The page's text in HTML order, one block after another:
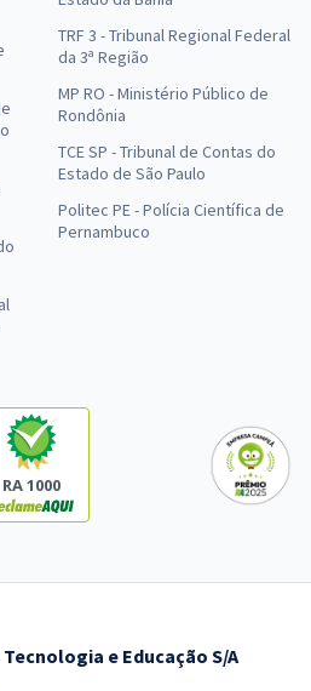
TRF 3 - Tribunal Regional Federal
da 3ª Região
MP RO - Ministério Público de
Rondônia
TCE SP - Tribunal de Contas do
Estado de São Paulo
Politec PE - Polícia Científica de
Pernambuco
RA 1000
Tecnologia e Educação S/A